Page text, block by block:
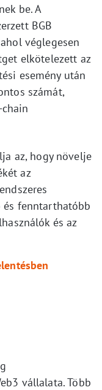
be. A
BGB
véglegesen
elkötelezett az
esemény után
számát,
az, hogy növelje
az
és fenntarthatóbb
és az
vállalata. Több